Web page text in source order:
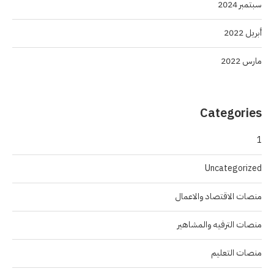
سبتمبر 2024
أبريل 2022
مارس 2022
Categories
1
Uncategorized
منصات الاقتصاد والاعمال
منصات الترفيه والمشاهير
منصات التعليم